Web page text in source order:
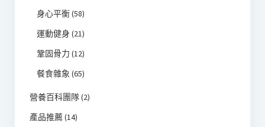
身心平衡(58)
運動健身 (21)
鞏固骨力 (12)
餐食雜象 (65)
營養百科團隊(2)
產品推薦(14)